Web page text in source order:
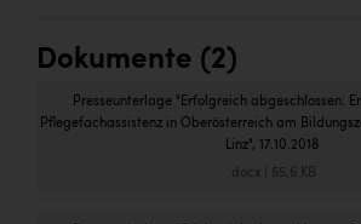
Dokumente (2)
Presseunterlage "Erfolgreich abgeschlossen:
Pflegefachassistenz in Oberösterreich am
Linz", 17.10.2018
.docx| 55,6 KB